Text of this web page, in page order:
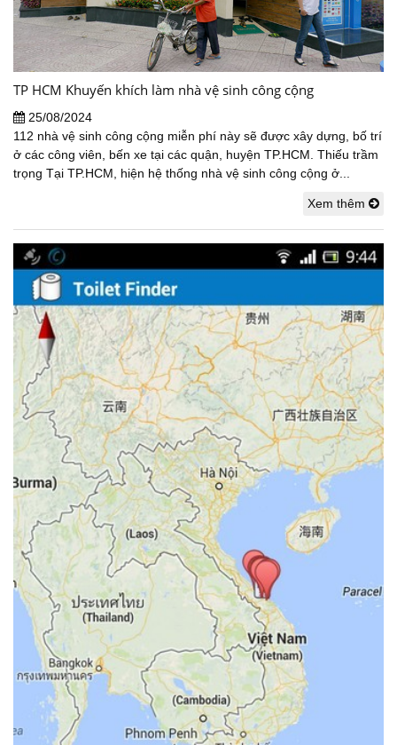
TP HCM Khuyến khích làm nhà vệ sinh công cộng
25/08/2024
112 nhà vệ sinh công cộng miễn phí này sẽ được xây dựng, bố trí
ở các công viên, bến xe tại các quận, huyện TP.HCM. Thiếu trầm
trọng Tại TP.HCM, hiện hệ thống nhà vệ sinh công cộng ở...
Xem thêm